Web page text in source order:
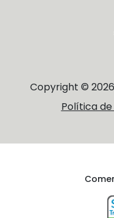
Copyright ©
Política